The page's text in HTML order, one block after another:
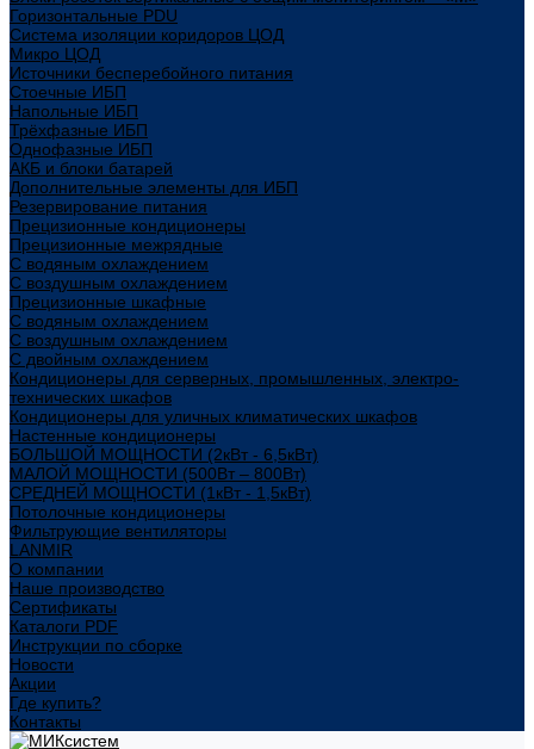
Горизонтальные PDU
Система изоляции коридоров ЦОД
Микро ЦОД
Источники бесперебойного питания
Стоечные ИБП
Напольные ИБП
Трёхфазные ИБП
Однофазные ИБП
АКБ и блоки батарей
Дополнительные элементы для ИБП
Резервирование питания
Прецизионные кондиционеры
Прецизионные межрядные
С водяным охлаждением
С воздушным охлаждением
Прецизионные шкафные
С водяным охлаждением
С воздушным охлаждением
С двойным охлаждением
Кондиционеры для серверных, промышленных, электро-
технических шкафов
Кондиционеры для уличных климатических шкафов
Настенные кондиционеры
БОЛЬШОЙ МОЩНОСТИ (2кВт - 6,5кВт)
МАЛОЙ МОЩНОСТИ (500Вт – 800Вт)
СРЕДНЕЙ МОЩНОСТИ (1кВт - 1,5кВт)
Потолочные кондиционеры
Фильтрующие вентиляторы
LANMIR
О компании
Наше производство
Сертификаты
Каталоги PDF
Инструкции по сборке
Новости
Акции
Где купить?
Контакты